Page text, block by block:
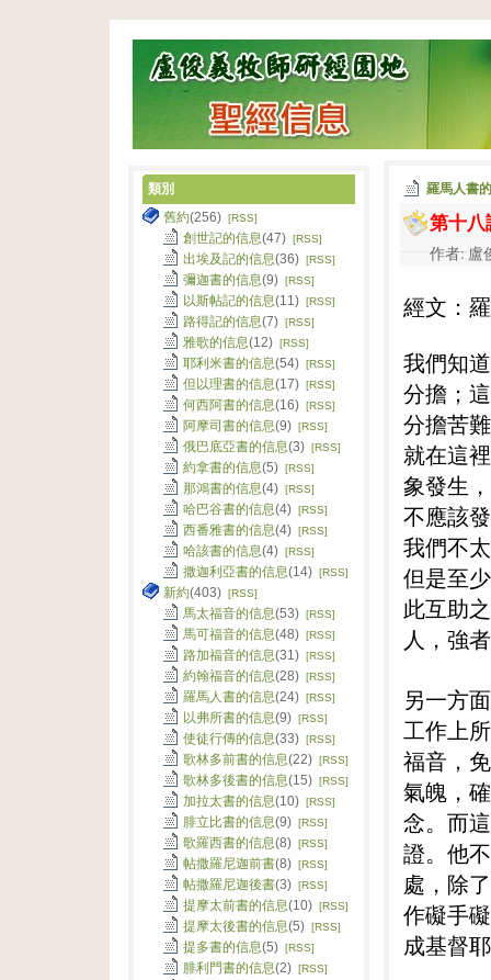
羅馬人書
第十
作者: 盧
經文：
我們知
分擔；
分擔苦
就在這
象發生
不應該
我們不
但是至
此互助
人，強
另一方
工作上
福音，
氣魄，
念。而
證。他
處，除
作礙手
成基督
類別
舊約(256) [RSS]
創世記的信息(47) [RSS]
出埃及記的信息(36) [RSS]
彌迦書的信息(9) [RSS]
以斯帖記的信息(11) [RSS]
路得記的信息(7) [RSS]
雅歌的信息(12) [RSS]
耶利米書的信息(54) [RSS]
但以理書的信息(17) [RSS]
何西阿書的信息(16) [RSS]
阿摩司書的信息(9) [RSS]
俄巴底亞書的信息(3) [RSS]
約拿書的信息(5) [RSS]
那鴻書的信息(4) [RSS]
哈巴谷書的信息(4) [RSS]
西番雅書的信息(4) [RSS]
哈該書的信息(4) [RSS]
撒迦利亞書的信息(14) [RSS]
新約(403) [RSS]
馬太福音的信息(53) [RSS]
馬可福音的信息(48) [RSS]
路加福音的信息(31) [RSS]
約翰福音的信息(28) [RSS]
羅馬人書的信息(24) [RSS]
以弗所書的信息(9) [RSS]
使徒行傳的信息(33) [RSS]
歌林多前書的信息(22) [RSS]
歌林多後書的信息(15) [RSS]
加拉太書的信息(10) [RSS]
腓立比書的信息(9) [RSS]
歌羅西書的信息(8) [RSS]
帖撒羅尼迦前書(8) [RSS]
帖撒羅尼迦後書(3) [RSS]
提摩太前書的信息(10) [RSS]
提摩太後書的信息(5) [RSS]
提多書的信息(5) [RSS]
腓利門書的信息(2) [RSS]